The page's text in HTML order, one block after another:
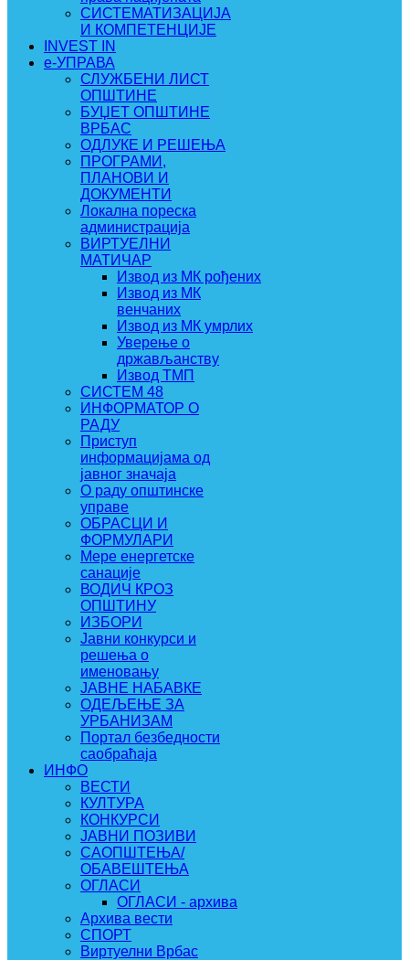
СИСТЕМАТИЗАЦИЈА
И КОМПЕТЕНЦИЈЕ
INVEST IN
e-УПРАВА
СЛУЖБЕНИ ЛИСТ
ОПШТИНЕ
БУЏЕТ ОПШТИНЕ
ВРБАС
ОДЛУКЕ И РЕШЕЊА
ПРОГРАМИ,
ПЛАНОВИ И
ДОКУМЕНТИ
Локална пореска
администрација
ВИРТУЕЛНИ
МАТИЧАР
Извод из МК рођених
Извод из МК
венчаних
Извод из МК умрлих
Уверење о
држављанству
Извод ТМП
СИСТЕМ 48
ИНФОРМАТОР О
РАДУ
Приступ
информацијама од
јавног значаја
О раду општинске
управе
ОБРАСЦИ И
ФОРМУЛАРИ
Мере енергетске
санације
ВОДИЧ КРОЗ
ОПШТИНУ
ИЗБОРИ
Јавни конкурси и
решења о
именовању
ЈАВНЕ НАБАВКЕ
ОДЕЉЕЊЕ ЗА
УРБАНИЗАМ
Портал безбедности
саобраћаја
ИНФО
ВЕСТИ
КУЛТУРА
КОНКУРСИ
ЈАВНИ ПОЗИВИ
САОПШТЕЊА/
ОБАВЕШТЕЊА
ОГЛАСИ
ОГЛАСИ - архива
Архива вести
СПОРТ
Виртуелни Врбас